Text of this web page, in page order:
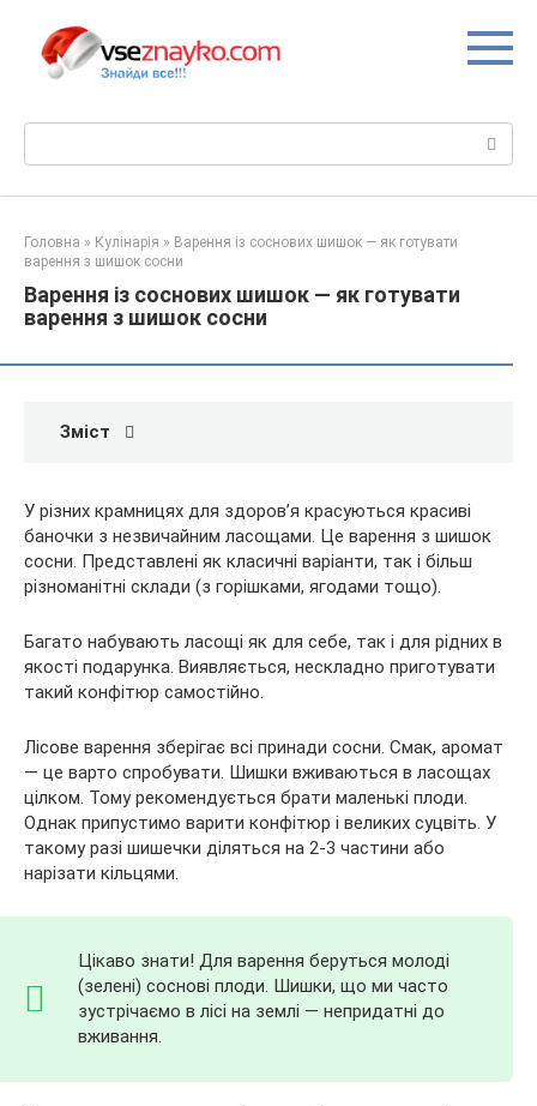
вмісту
Головна » Кулінарія » Варення із соснових шишок — як готувати
варення з шишок сосни
Варення із соснових шишок — як готувати
варення з шишок сосни
Зміст
У різних крамницях для здоров’я красуються красиві
баночки з незвичайним ласощами. Це варення з шишок
сосни. Представлені як класичні варіанти, так і більш
різноманітні склади (з горішками, ягодами тощо).
Багато набувають ласощі як для себе, так і для рідних в
якості подарунка. Виявляється, нескладно приготувати
такий конфітюр самостійно.
Лісове варення зберігає всі принади сосни. Смак, аромат
— це варто спробувати. Шишки вживаються в ласощах
цілком. Тому рекомендується брати маленькі плоди.
Однак припустимо варити конфітюр і великих суцвіть. У
такому разі шишечки діляться на 2-3 частини або
нарізати кільцями.
Цікаво знати! Для варення беруться молоді
(зелені) соснові плоди. Шишки, що ми часто
зустрічаємо в лісі на землі — непридатні до
вживання.